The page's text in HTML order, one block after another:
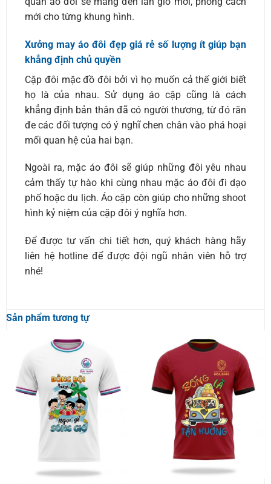
mới cho từng khung hình.
Xưởng may áo đôi đẹp giá rẻ số lượng ít giúp bạn
khẳng định chủ quyền
Cặp đôi mặc đồ đôi bởi vì họ muốn cả thế giới biết
họ là của nhau. Sử dụng áo cặp cũng là cách
khẳng định bản thân đã có người thương, từ đó răn
đe các đối tượng có ý nghĩ chen chân vào phá hoại
mối quan hệ của hai bạn.
Ngoài ra, mặc áo đôi sẽ giúp những đôi yêu nhau
cảm thấy tự hào khi cùng nhau mặc áo đôi đi dạo
phố hoặc du lịch. Áo cặp còn giúp cho những shoot
hình kỷ niệm của cặp đôi ý nghĩa hơn.
Để được tư vấn chi tiết hơn, quý khách hàng hãy
liên hệ hotline để được đội ngũ nhân viên hỗ trợ
nhé!
Sản phẩm tương tự